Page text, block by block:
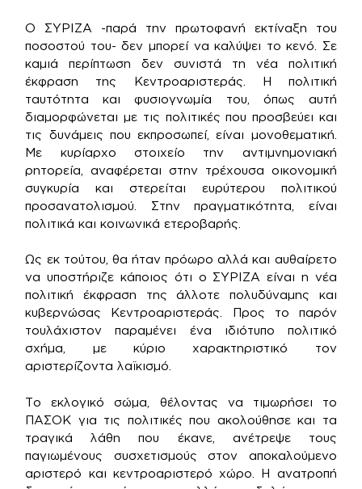
Ο ΣΥΡΙΖΑ -παρά την πρωτοφανή εκτίναξη του
ποσοστού του- δεν μπορεί να καλύψει το κενό. Σε
καμιά περίπτωση δεν συνιστά τη νέα πολιτική
έκφραση της Κεντροαριστεράς. Η πολιτική
ταυτότητα και φυσιογνωμία του, όπως αυτή
διαμορφώνεται με τις πολιτικές που προσβεύει και
τις δυνάμεις που εκπροσωπεί, είναι μονοθεματική.
Με κυρίαρχο στοιχείο την αντιμνημονιακή
ρητορεία, αναφέρεται στην τρέχουσα οικονομική
συγκυρία και στερείται ευρύτερου πολιτικού
προσανατολισμού. Στην πραγματικότητα, είναι
πολιτικά και κοινωνικά ετεροβαρής.
Ως εκ τούτου, θα ήταν πρόωρο αλλά και αυθαίρετο
να υποστήριζε κάποιος ότι ο ΣΥΡΙΖΑ είναι η νέα
πολιτική έκφραση της άλλοτε πολυδύναμης και
κυβερνώσας Κεντροαριστεράς. Προς το παρόν
τουλάχιστον παραμένει ένα ιδιότυπο πολιτικό
σχήμα, με κύριο χαρακτηριστικό τον
αριστερίζοντα λαϊκισμό.
Το εκλογικό σώμα, θέλοντας να τιμωρήσει το
ΠΑΣΟΚ για τις πολιτικές που ακολούθησε και τα
τραγικά λάθη που έκανε, ανέτρεψε τους
παγιωμένους συσχετισμούς στον αποκαλούμενο
αριστερό και κεντροαριστερό χώρο. Η ανατροπή